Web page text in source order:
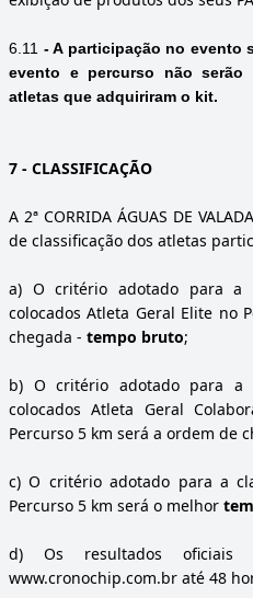
6.11 - A participação no evento
evento e percurso não serão
atletas que adquiriram o kit.
7 - CLASSIFICAÇÃO
A 2ª CORRIDA ÁGUAS DE
de classificação dos atletas
a) O critério adotado para a
colocados Atleta Geral Elite no
chegada - tempo bruto;
b) O critério adotado para a
colocados Atleta Geral
Percurso 5 km será a ordem de
c)O critério adotado para a
Percurso 5 km será o melhor
d) Os resultados
www.cronochip.com.br até 48